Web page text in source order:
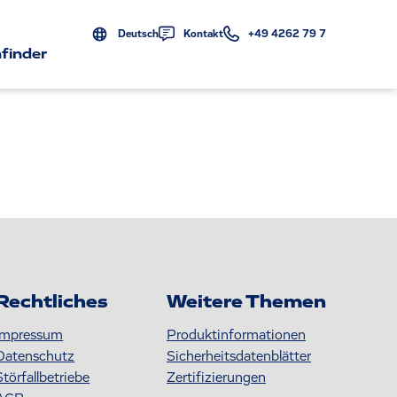
Deutsch Kontakt +49 4262 79 7
Weitere Themen
Produktinformationen
S icherheitsdatenblätter
Zertifizierungen